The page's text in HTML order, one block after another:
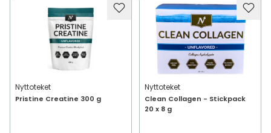
Nyttoteket
Pristine Creatine 300 g
Nyttoteket
Clean Collagen - Stickpack
20 x 8 g